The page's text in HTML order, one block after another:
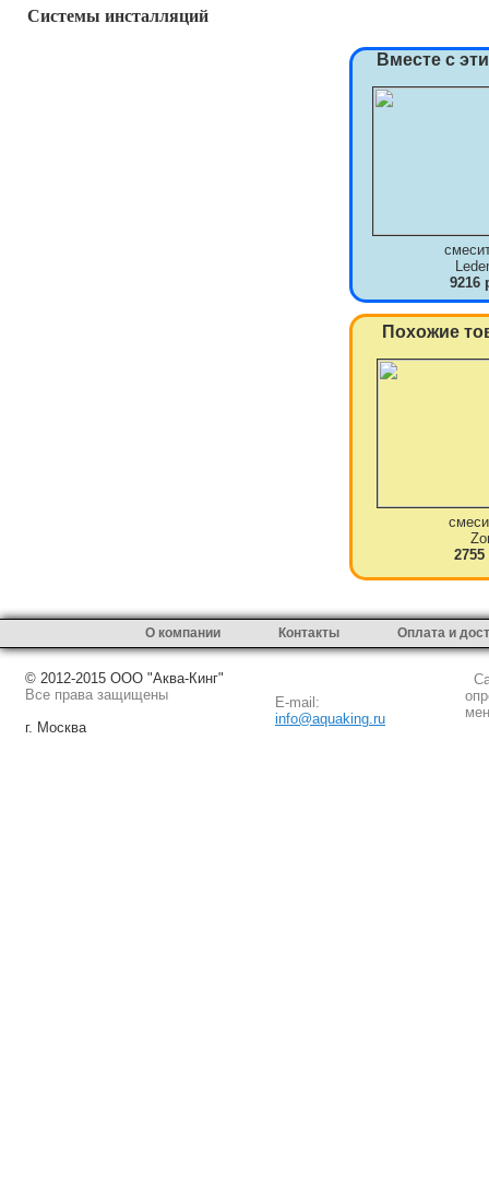
Системы инсталляций
Вместе с
9216
Похожие
2755
О компании Контакты Оплата и
© 2012-2015 ООО "Аква-Кинг"
Все права защищены
г. Москва
E-mail:
info@aquaking.ru